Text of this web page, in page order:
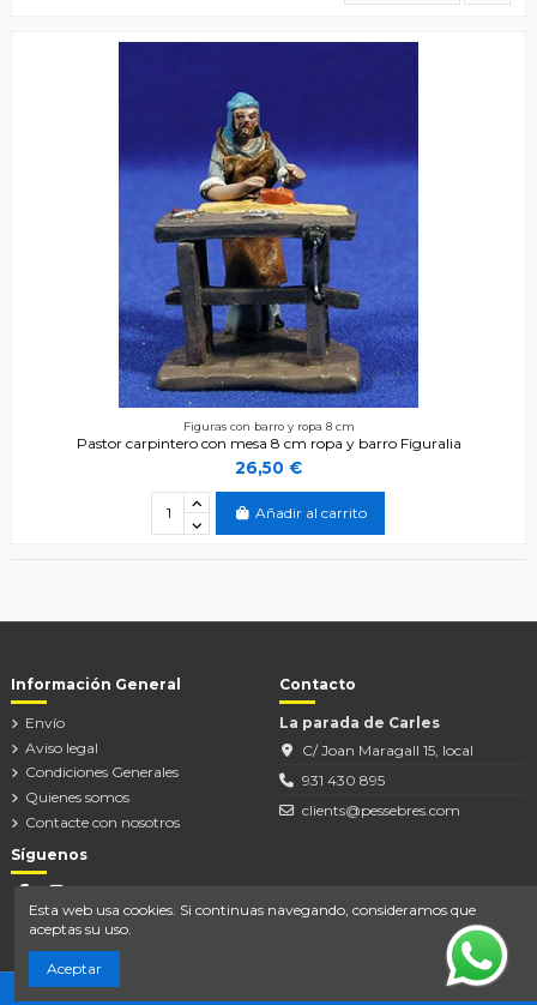
Figuras con barro y ropa 8 cm
Pastor carpintero con mesa 8 cm ropa y barro Figuralia
26,50 €
Añadir al carrito
Información General
Envío
Aviso legal
Condiciones Generales
Quienes somos
Contacte con nosotros
Contacto
La parada de Carles
C/ Joan Maragall 15, local
931 430 895
clients@pessebres.com
Síguenos
Esta web usa cookies. Si continuas navegando, consideramos que
aceptas su uso.
Aceptar